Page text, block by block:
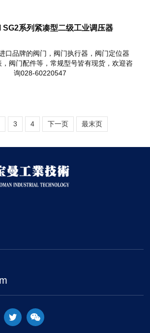
SG2系列紧凑型二级工业调压器
口品牌的阀门，阀门执行器，阀门定位器
阀门配件等，常规型号皆有现货，欢迎咨
询028-60220547
3 4 下一页 最末页